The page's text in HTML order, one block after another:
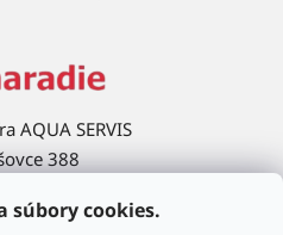
súbory cookies.
AQUA SERVIS
388